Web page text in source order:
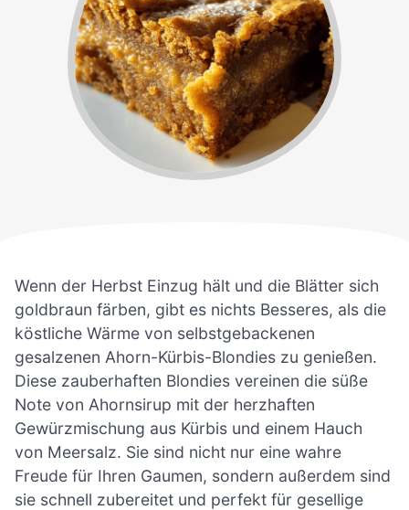
Wenn der Herbst Einzug hält und die Blätter sich
goldbraun färben, gibt es nichts Besseres, als die
köstliche Wärme von selbstgebackenen
gesalzenen Ahorn-Kürbis-Blondies zu genießen.
Diese zauberhaften Blondies vereinen die süße
Note von Ahornsirup mit der herzhaften
Gewürzmischung aus Kürbis und einem Hauch
von Meersalz. Sie sind nicht nur eine wahre
Freude für Ihren Gaumen, sondern außerdem sind
sie schnell zubereitet und perfekt für gesellige